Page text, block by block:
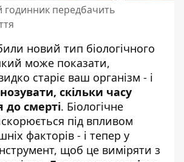
передбачить
новий тип біологічного
може показати,
старіє ваш організм - і
скільки часу
смерті. Біологічне
під впливом
факторів - і тепер у
щоб це виміряти з